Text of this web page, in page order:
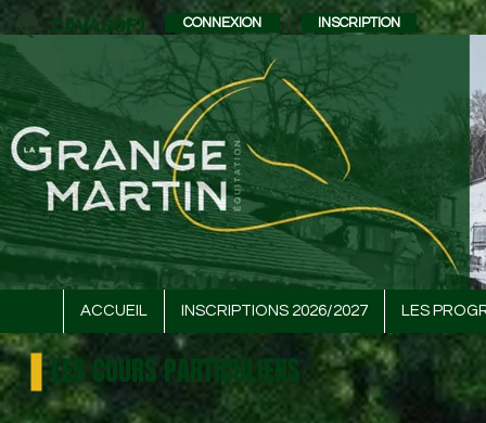
CAVASOFT CONNEXION INSCRIPTION
ACCUEIL INSCRIPTIONS 2026/2027 LES
LES COURS PARTICULIERS